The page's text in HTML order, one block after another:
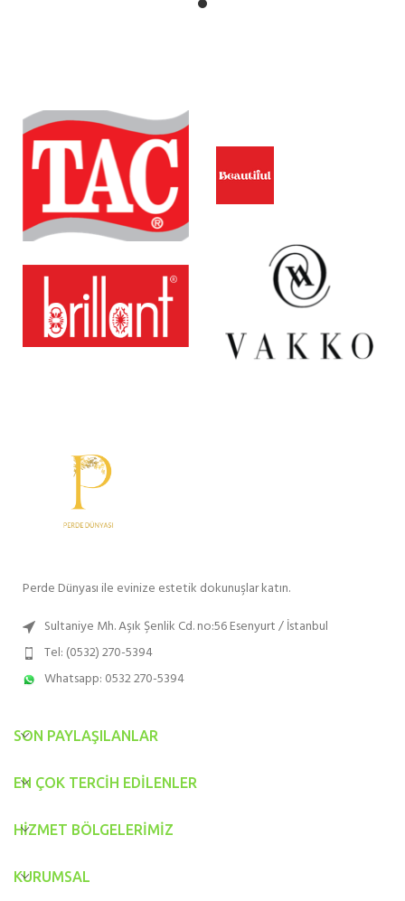
Perde Dünyası ile evinize estetik dokunuşlar katın.
Sultaniye Mh. Aşık Şenlik Cd. no:56 Esenyurt / İstanbul
Tel: (0532) 270-5394
Whatsapp: 0532 270-5394
SON PAYLAŞILANLAR
EN ÇOK TERCIH EDILENLER
HIZMET BÖLGELERIMIZ
KURUMSAL